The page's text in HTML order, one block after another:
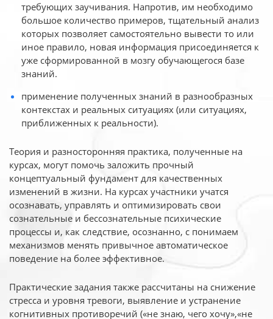
требующих заучивания. Напротив, им необходимо
большое количество примеров, тщательный анализ
которых позволяет самостоятельно вывести то или
иное правило, новая информация присоединяется к
уже сформированной в мозгу обучающегося базе
знаний.
применение полученных знаний в разнообразных
контекстах и реальных ситуациях (или ситуациях,
приближенных к реальности).
Теория и разносторонняя практика, полученные на
курсах, могут помочь заложить прочный
концептуальный фундамент для качественных
изменений в жизни. На курсах участники учатся
осознавать, управлять и оптимизировать свои
сознательные и бессознательные психические
процессы и, как следствие, осознанно, с понимаем
механизмов менять привычное автоматическое
поведение на более эффективное.
Практические задания также рассчитаны на снижение
стресса и уровня тревоги, выявление и устранение
когнитивных противоречий («не знаю, чего хочу»,«не